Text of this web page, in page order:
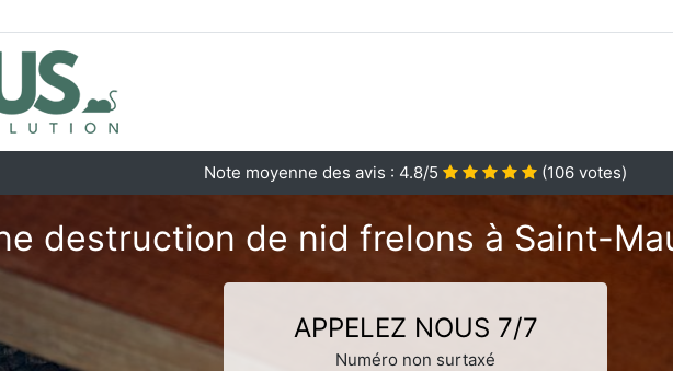
Note moyenne des avis : 4.8/5 (106 votes)
destruction de nid frelons à Saint-
APPELEZ NOUS 7/7
Numéro non surtaxé